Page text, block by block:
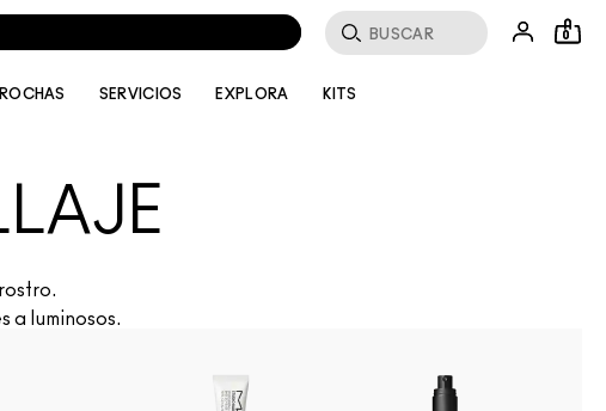
Buscar
0
SERVICIOS EXPLORA KITS
a luminosos.